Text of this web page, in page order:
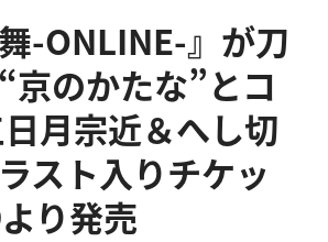
舞-ONLINE-』が刀
京のかたな”とコ
月宗近＆へし切
スト入りチケッ
り発売